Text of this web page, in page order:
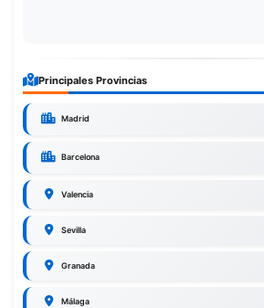
Principales Provincias
Madrid
Barcelona
Valencia
Sevilla
Granada
Málaga